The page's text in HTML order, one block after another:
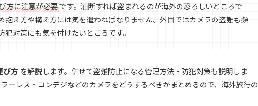
方に注意が必要です。油断すれば盗まれるのが海外の恐ろしいところで
抱え方や構え方には気を遣わねばなりません。外国ではカメラの盗難も頻
対策にも気を付けたいところです。
び方 を解説します。併せて盗難防止になる管理方法・防犯対策も説明しま
ーレス・コンデジなどのカメラをどうするべきかまとめるので、海外旅行の